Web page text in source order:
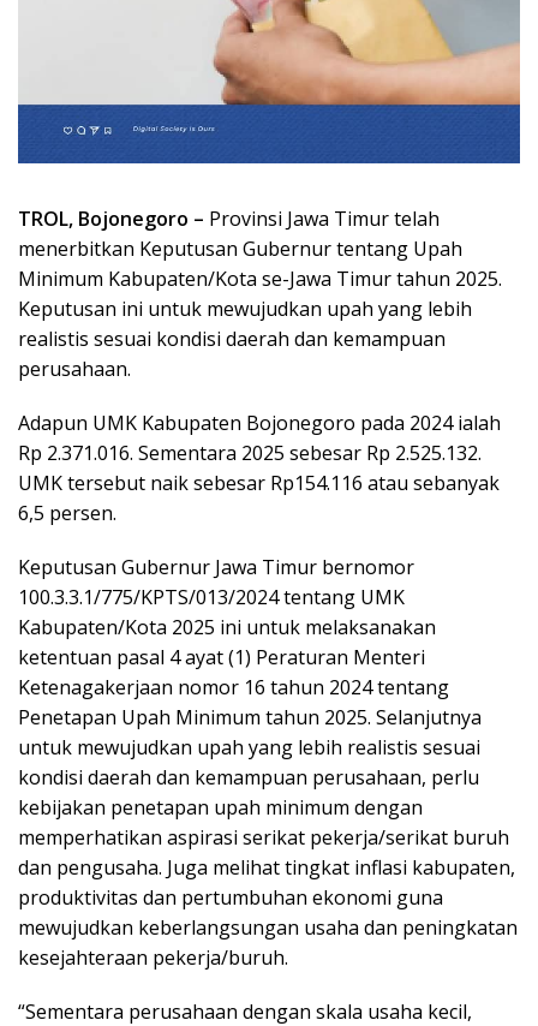
TROL, Bojonegoro – Provinsi Jawa Timur telah
menerbitkan Keputusan Gubernur tentang Upah
Minimum Kabupaten/Kota se-Jawa Timur tahun 2025.
Keputusan ini untuk mewujudkan upah yang lebih
realistis sesuai kondisi daerah dan kemampuan
perusahaan.
Adapun UMK Kabupaten Bojonegoro pada 2024 ialah
Rp 2.371.016. Sementara 2025 sebesar Rp 2.525.132.
UMK tersebut naik sebesar Rp154.116 atau sebanyak
6,5 persen.
Keputusan Gubernur Jawa Timur bernomor
100.3.3.1/775/KPTS/013/2024 tentang UMK
Kabupaten/Kota 2025 ini untuk melaksanakan
ketentuan pasal 4 ayat (1) Peraturan Menteri
Ketenagakerjaan nomor 16 tahun 2024 tentang
Penetapan Upah Minimum tahun 2025. Selanjutnya
untuk mewujudkan upah yang lebih realistis sesuai
kondisi daerah dan kemampuan perusahaan, perlu
kebijakan penetapan upah minimum dengan
memperhatikan aspirasi serikat pekerja/serikat buruh
dan pengusaha. Juga melihat tingkat inflasi kabupaten,
produktivitas dan pertumbuhan ekonomi guna
mewujudkan keberlangsungan usaha dan peningkatan
kesejahteraan pekerja/buruh.
“Sementara perusahaan dengan skala usaha kecil,